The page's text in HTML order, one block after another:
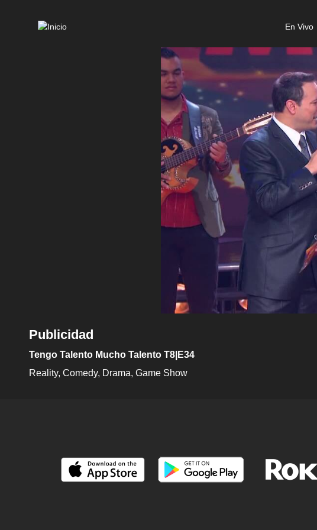
En Vivo
Publicidad
Tengo Talento Mucho Talento T8|E34
Reality Comedy Drama Game Show